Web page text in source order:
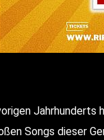
Songs dieser